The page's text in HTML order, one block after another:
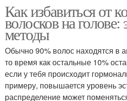
Как избавиться от
волосков на
методы
Обычно 90% волос находятся в
то время как остальные 10%
если у тебя происходит
примеру, повышается уровень
распределение может